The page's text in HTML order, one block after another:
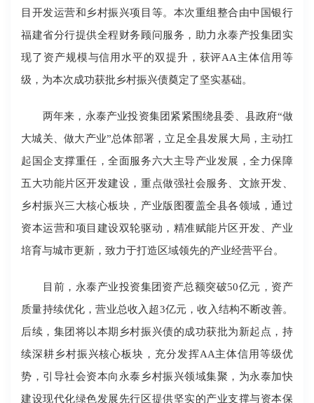
目开发运营和乡村振兴项目等。本次重组整合由中国银行
福建省分行提供全程财务顾问服务，助力永泰产投集团实
现了资产规模与信用水平的双提升，获评AA主体信用等
级，为本次成功获批乡村振兴债奠定了坚实基础。
两年来，永泰产业投资集团紧紧围绕县委、县政府“做
大城关、做大产业”总体部署，立足全县发展大局，主动扛
起国企支撑重任，全面服务六大主导产业发展，全力保障
五大功能片区开发建设，重点做强社会服务、文旅开发、
乡村振兴三大核心板块，产业版图覆盖全县各领域，通过
资本运营和项目建设双轮驱动，精准赋能片区开发、产业
培育与城市更新，致力于打造区域领先的产业经营平台。
目前，永泰产业投资集团资产总额突破50亿元，资产
质量持续优化，营业总收入超3亿元，收入结构不断改善。
后续，集团将以本期乡村振兴债的成功获批为新起点，持
续深耕乡村振兴核心板块，充分发挥AA主体信用等级优
势，引导社会资本向永泰乡村振兴领域集聚，为永泰加快
建设现代化绿色发展先行区提供坚实的产业支撑与资本保